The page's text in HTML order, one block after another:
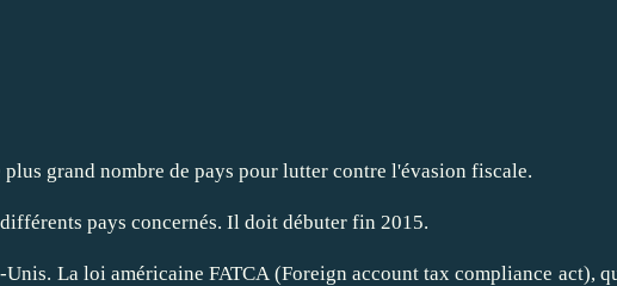
grand nombre de pays pour lutter contre l'évasion fiscale.
pays concernés. Il doit débuter fin 2015.
La loi américaine FATCA (Foreign account tax compliance act),